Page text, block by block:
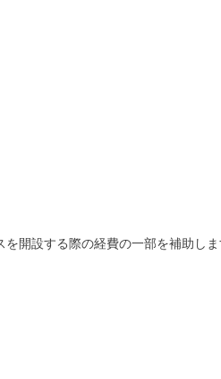
開設する際の経費の一部を補助しま